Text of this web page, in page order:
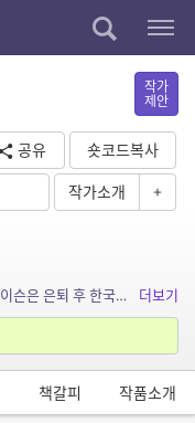
작가
제안
공유
숏코드복사
작가소개 +
소개: 40대의 격투기 선수인 한국계 미국인 제이슨은 은퇴 후 한국에서 살기로 결정한다. 이는 그의 조력자인 한국 유흥계의 큰 손, 황 사장의 권유 때문이다. 그가 처음 제이슨에게 소개해...
더보기
책갈피 작품소개